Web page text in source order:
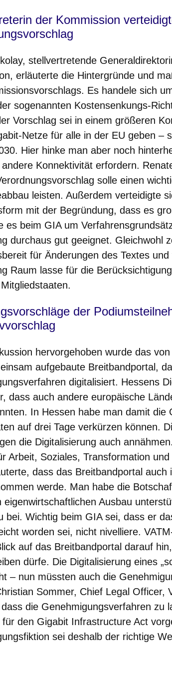
der Kommission
stellvertretende
erläuterte die Hintergründe und
Es handele sich
sogenannten Kostensenkungs-
Vorschlag sei in einem größeren
Netze für alle in der EU geben –
Hier hinke man aber noch
Konnektivität erfordern.
solle einen
leisten. Außerdem verteidigte
mit der Begründung, dass es
es beim GIA um
durchaus gut geeignet. Gleichwohl
für Änderungen des Textes
Raum lasse für die
der
hervorgehoben wurde das
aufgebaute Breitbandportal,
digitalisiert. Hessens
dass auch andere europäische
In Hessen habe man damit die
auf drei Tage verkürzen können.
die Digitalisierung auch
Arbeit, Soziales, Transformation
dass das Breitbandportal auch
werde. Man habe die
eigenwirtschaftlichen Ausbau
bei. Wichtig beim GIA sei, dass er
worden sei, nicht nivelliere.
auf das Breitbandportal darauf
dürfe. Die Digitalisierung eines
– nun müssten auch die
Sommer, Chief Legal Officer,
die Genehmigungsverfahren zu
für den Gigabit Infrastructure Act
sei deshalb der richtige